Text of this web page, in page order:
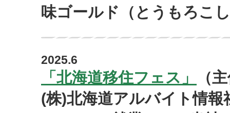
味ゴールド（とうもろこ
2025.6
「北海道移住フェス」
（
(株)北海道アルバイト情